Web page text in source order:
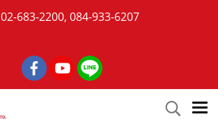
02-683-2200, 084-933-6207